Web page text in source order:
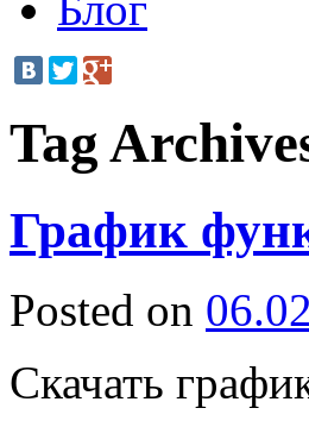
Tag
График
Posted on
Скачать